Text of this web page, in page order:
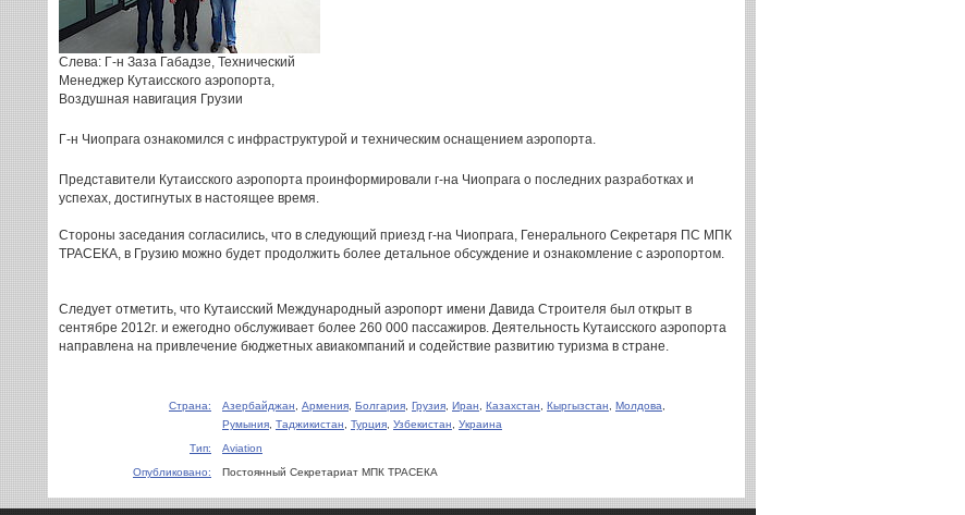
Слева: Г-н Заза Габадзе, Технический
Менеджер Кутаисского аэропорта,
Воздушная навигация Грузии
Г-н Чиопрага ознакомился с инфраструктурой и техническим оснащением аэропорта.
Представители Кутаисского аэропорта проинформировали г-на Чиопрага о последних разработках и
успехах, достигнутых в настоящее время.
Стороны заседания согласились, что в следующий приезд г-на Чиопрага, Генерального Секретаря ПС МПК
ТРАСЕКА, в Грузию можно будет продолжить более детальное обсуждение и ознакомление с аэропортом.
Следует отметить, что Кутаисский Международный аэропорт имени Давида Строителя был открыт в
сентябре 2012г. и ежегодно обслуживает более 260 000 пассажиров. Деятельность Кутаисского аэропорта
направлена на привлечение бюджетных авиакомпаний и содействие развитию туризма в стране.
Страна: Азербайджан Армения Болгария Грузия Иран Казахстан Кыргызстан Молдова
Румыния Таджикистан Турция Узбекистан
Украина
Тип:
Aviation
Опубликовано:
Постоянный Секретариат МПК ТРАСЕКА